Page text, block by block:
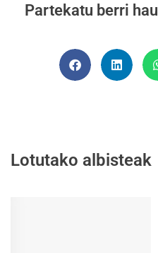
Partekatu berri hau
Lotutako albisteak